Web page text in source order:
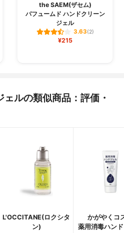
the SAEM(ザセム)
パフュームド ハンドクリーン
ジェル
3.63(2)
¥215
ルの類似商品：評価・
L'OCCITANE(ロクシタ
ン)
かがやくコ
薬用消毒ハン